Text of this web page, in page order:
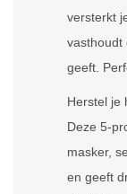
versterkt
vasthoudt
geeft.
Herstel je
Deze 5-
masker,
en geeft